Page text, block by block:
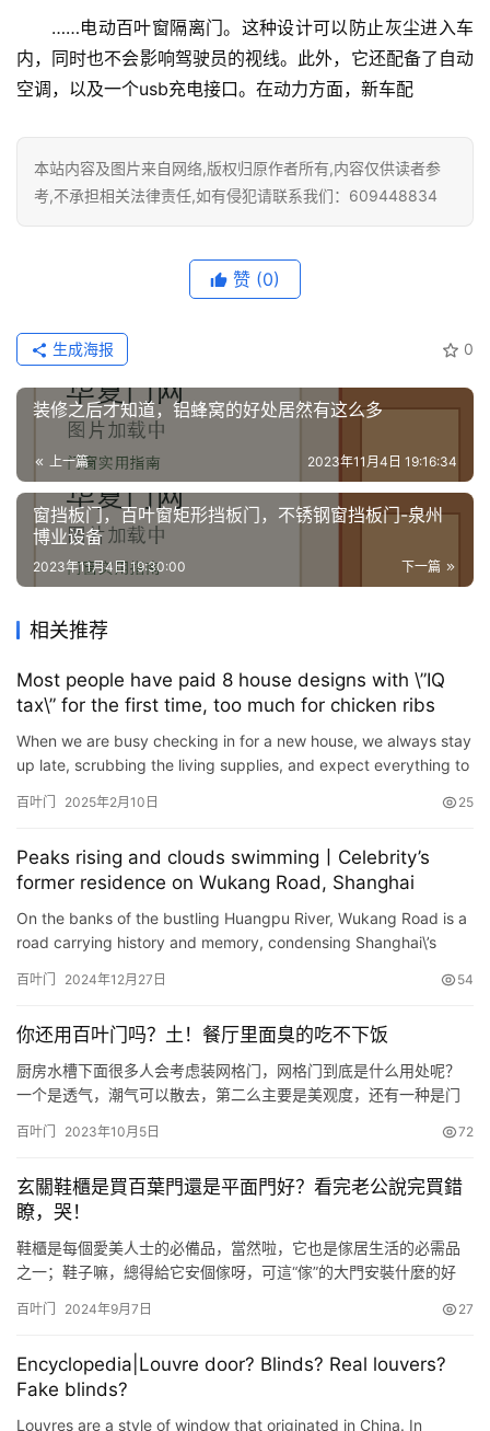
间
门
院
大
门
门
门
安
装
安
装
维
修
门
业
资
讯
系
我
……电动百叶窗隔离门。这种设计可以防止灰尘进入车
内，同时也不会影响驾驶员的视线。此外，它还配备了自动
空调，以及一个usb充电接口。在动力方面，新车配
本站内容及图片来自网络,版权归原作者所有,内容仅供读者参
考,不承担相关法律责任,如有侵犯请联系我们：609448834
赞 (0)
0
生成海报
装修之后才知道，铝蜂窝的好处居然有这么多
上一篇 2023年11月4日 19:16:34
窗挡板门，百叶窗矩形挡板门，不锈钢窗挡板门-泉州
博业设备
下一篇
2023年11月4日 19:30:00
相关推荐
Most people have paid 8 house designs with \”IQ
tax\” for the first time, too much for chicken ribs
When we are busy checking in for a new house, we always stay
up late, scrubbing the living supplies, and expect everything to
百叶门 2025年2月10日 25
Peaks rising and clouds swimming丨Celebrity’s
former residence on Wukang Road, Shanghai
On the banks of the bustling Huangpu River, Wukang Road is a
road carrying history and memory, condensing Shanghai\’s
百叶门 2024年12月27日 54
你还用百叶门吗？土！餐厅里面臭的吃不下饭
厨房水槽下面很多人会考虑装网格门，网格门到底是什么用处呢？
一个是透气，潮气可以散去，第二么主要是美观度，还有一种是门
以的，网格门一般用在厨房间，而且只能配实木的橱柜才可以做，
实的百叶门，可以透气，但是不建议现场做，因为油漆根本就做不
好，很多你…
百叶门 2023年10月5日 72
玄關鞋櫃是買百葉門還是平面門好？看完老公說完買錯
瞭，哭！
鞋櫃是每個愛美人士的必備品，當然啦，它也是傢居生活的必需品
之一；鞋子嘛，總得給它安個傢呀，可這“傢”的大門安裝什麼的好
可能這也是很多朋友選擇百葉門的原因所在；鞋子放在百葉門鞋櫃
鞋子放在鞋櫃裡，各種鞋子會有混合的異味產生，雖然不會散發出
來，但…
百叶门 2024年9月7日 27
Encyclopedia|Louvre door? Blinds? Real louvers?
Fake blinds?
Louvres are a style of window that originated in China. In